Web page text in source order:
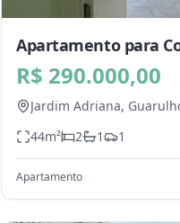
Apartamento para
Adriana, Guarulhos -
R$ 290.000,00
Jardim Adriana,
44m² 2 1 1
Apartamento